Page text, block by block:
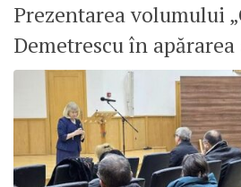
Prezentarea volumului
Demetrescu în apărarea